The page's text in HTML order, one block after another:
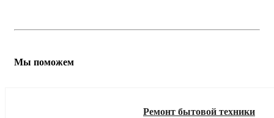
Мы поможем
Ремонт бытовой техники